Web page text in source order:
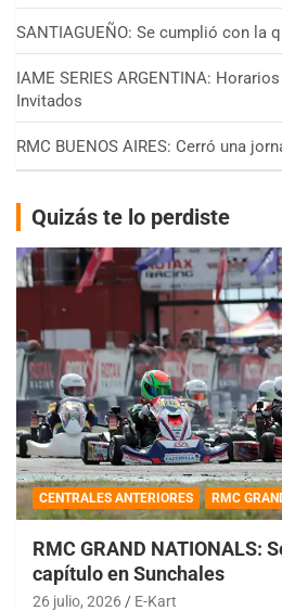
SANTIAGUEÑO: Se cumplió con la
IAME SERIES ARGENTINA:
Invitados
RMC BUENOS AIRES: Cerró una
Quizás te lo perdiste
CENTRALES ANTERIORES RMC
RMC GRAND NATIONALS:
capítulo en Sunchales
26 julio, 2026 E-Kart